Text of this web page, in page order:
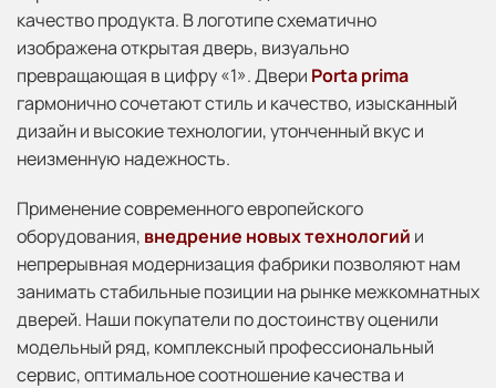
качество продукта. В логотипе схематично
изображена открытая дверь, визуально
превращающая в цифру «1». Двери Porta prima
гармонично сочетают стиль и качество, изысканный
дизайн и высокие технологии, утонченный вкус и
неизменную надежность.
Применение современного европейского
оборудования, внедрение новых технологий и
непрерывная модернизация фабрики позволяют нам
занимать стабильные позиции на рынке межкомнатных
дверей. Наши покупатели по достоинству оценили
модельный ряд, комплексный профессиональный
сервис, оптимальное соотношение качества и